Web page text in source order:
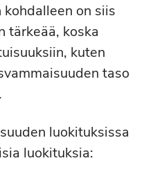
on siis
tärkeää, koska
kuten
taso
luokituksissa
luokituksia: